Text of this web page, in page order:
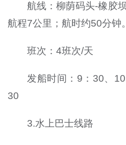
航线：柳荫码头-橡胶
航程7公里；航时约50分钟。
班次：4班次/天
发船时间：9：30、
30
3.水上巴士线路